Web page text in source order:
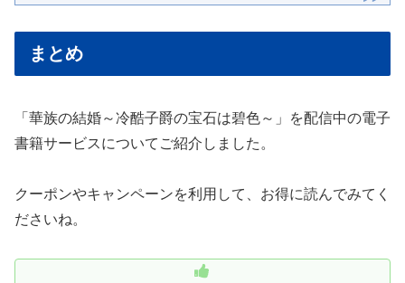
まとめ
「華族の結婚～冷酷子爵の宝石は碧色～」を配信中の電子
書籍サービスについてご紹介しました。
クーポンやキャンペーンを利用して、お得に読んでみてく
ださいね。